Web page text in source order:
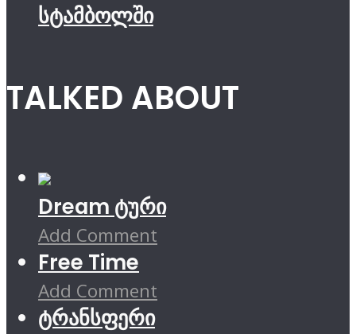
სტამბოლში
TALKED ABOUT
Dream ტური
Add Comment
Free Time
Add Comment
ტრანსფერი